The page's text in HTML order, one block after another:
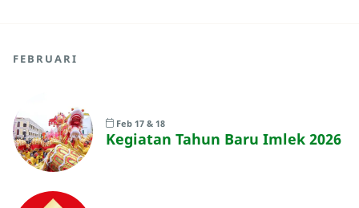
FEBRUARI
Feb 17 & 18
Kegiatan Tahun Baru Imlek 2026